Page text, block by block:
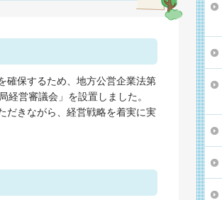
確保するため、地方公営企業法第
営審議会」を設置しました。
だきながら、経営戦略を着実に実